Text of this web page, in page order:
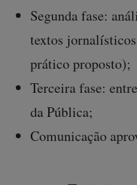
Segunda fase:
textos
prático proposto);
Terceira fase:
da Pública;
Comunicação